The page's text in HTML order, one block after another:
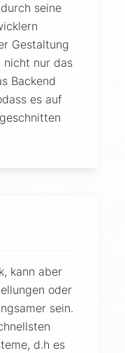
seine
Gestaltung
nicht nur das
Backend
es auf
kann aber
oder
sein.
d.h es